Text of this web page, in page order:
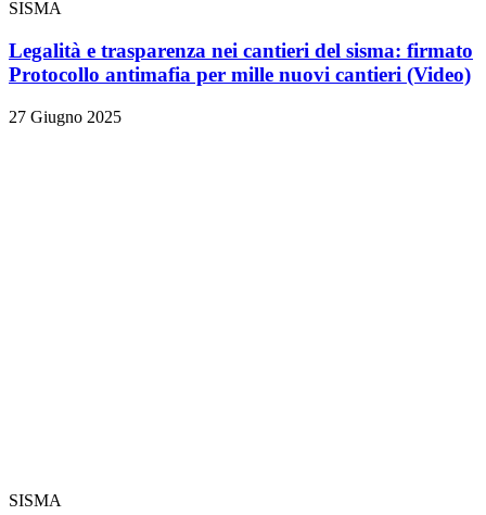
SISMA
Legalità e trasparenza nei cantieri del sisma: firmato
Protocollo antimafia per mille nuovi cantieri (Video)
27 Giugno 2025
SISMA